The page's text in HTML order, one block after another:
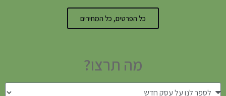
כל הפרטים, כל המחירים
מה תרצו?